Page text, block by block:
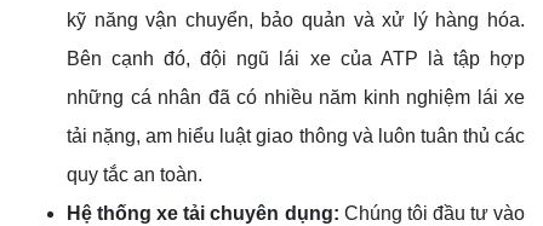
kỹ năng vận chuyển, bảo quản và xử lý hàng hóa.
Bên cạnh đó, đội ngũ lái xe của ATP là tập hợp
những cá nhân đã có nhiều năm kinh nghiệm lái xe
tải nặng, am hiểu luật giao thông và luôn tuân thủ các
quy tắc an toàn.
Hệ thống xe tải chuyên dụng: Chúng tôi đầu tư vào